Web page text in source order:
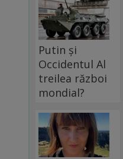
Putin și
Occidentul Al
treilea război
mondial?